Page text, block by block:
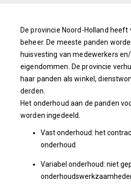
De provincie Noord-Holland
beheer. De meeste panden
huisvesting van medewerkers
eigendommen. De provincie
haar panden als winkel,
derden.
Het onderhoud aan de panden
worden ingedeeld.
Vast onderhoud: het
onderhoud
Variabel onderhoud: niet